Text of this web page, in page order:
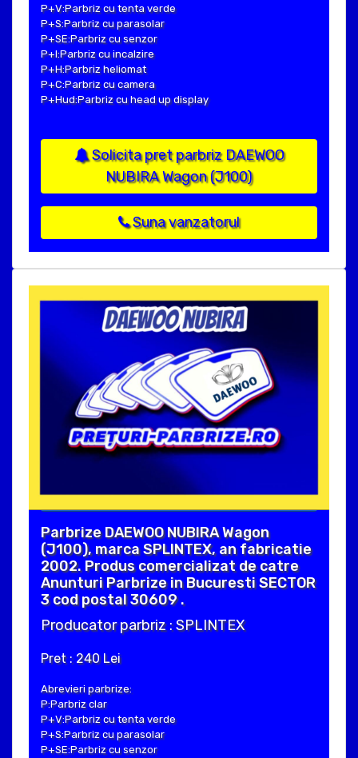
P+V:Parbriz cu tenta verde
P+S:Parbriz cu parasolar
P+SE:Parbriz cu senzor
P+I:Parbriz cu incalzire
P+H:Parbriz heliomat
P+C:Parbriz cu camera
P+Hud:Parbriz cu head up display
Solicita pret parbriz DAEWOO
NUBIRA Wagon (J100)
Suna vanzatorul
Parbrize DAEWOO NUBIRA Wagon
(J100), marca SPLINTEX, an fabricatie
2002. Produs comercializat de catre
Anunturi Parbrize in Bucuresti SECTOR
3 cod postal 30609 .
Producator parbriz : SPLINTEX
Pret : 240 Lei
Abrevieri parbrize:
P:Parbriz clar
P+V:Parbriz cu tenta verde
P+S:Parbriz cu parasolar
P+SE:Parbriz cu senzor